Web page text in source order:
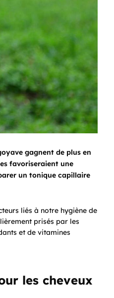
gagnent de plus en
favoriseraient une
un tonique capillaire
liés à notre hygiène de
prisés par les
et de vitamines
les cheveux